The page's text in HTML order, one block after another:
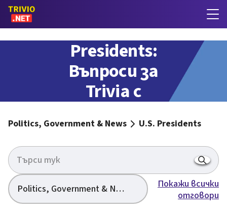
U.S.
Presidents:
Въпроси за
Trivia с
Politics, Government & News U.S. Presidents
Politics, Government & News
Покажи всички
отговори